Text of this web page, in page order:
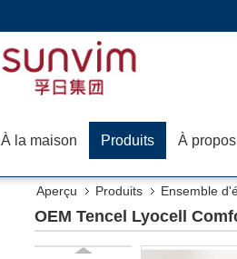
À la maison Produits À
Aperçu Produits Ensemble
OEM Tencel Lyocell